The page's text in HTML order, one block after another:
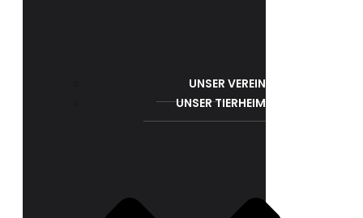
UNSER VEREIN
UNSER TIERHEIM